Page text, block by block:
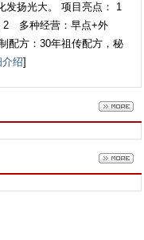
发扬光大。 项目亮点： 1
2 多种经营：早点+外
配方：30年祖传配方，秘
绍]